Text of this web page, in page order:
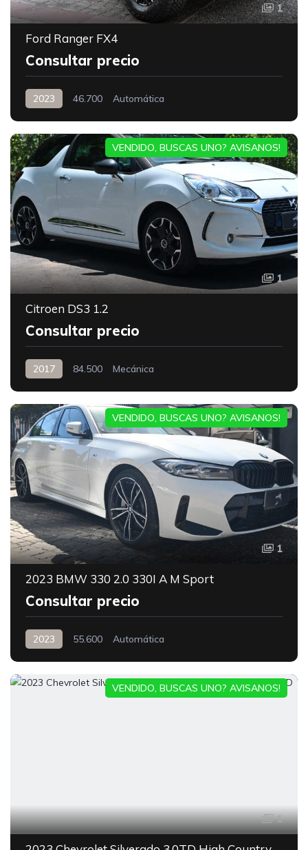
1
Ford Ranger FX4
Consultar precio
2023 46.700 Automática
1
Citroen DS3 1.2
Consultar precio
2017 84.500 Mecánica
VENDIDO, BUSCAS UNO? AVISANOS!
1
2023 BMW 330 2.0 330I A M Sport
Consultar precio
2023 55.600 Automática
VENDIDO, BUSCAS UNO? AVISANOS!
1
VENDIDO, BUSCAS UNO? AVISANOS!